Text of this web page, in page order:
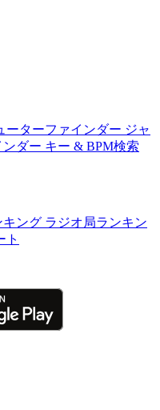
ーターファインダー ジャ
ンダー キー & BPM検索
キング ラジオ局ランキン
ト